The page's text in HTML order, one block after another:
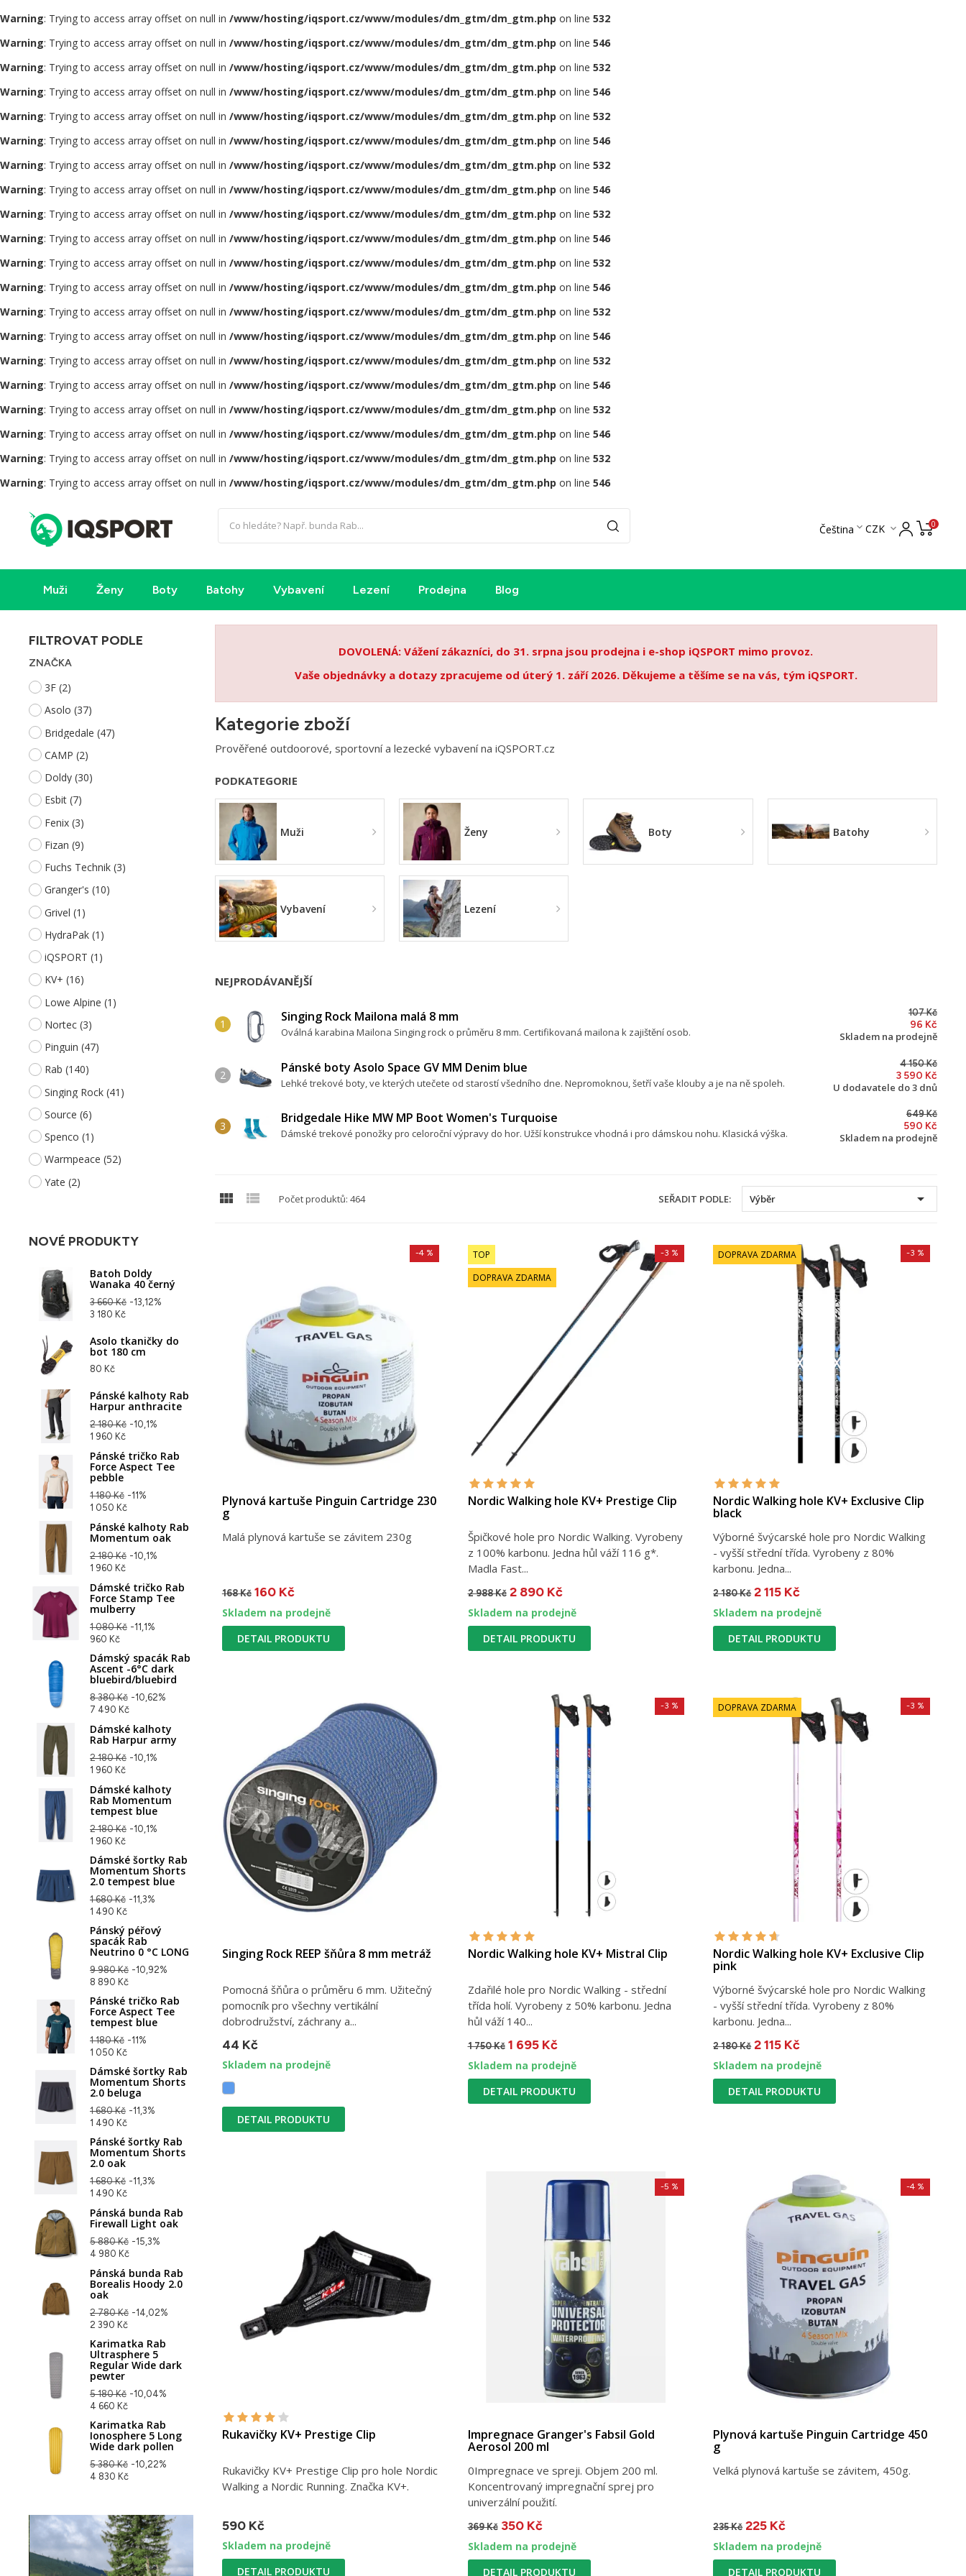
Warning: Trying to access array offset on null in /www/hosting/iqsport.cz/www/modules/dm_gtm/dm_gtm.php on line 532
Warning: Trying to access array offset on null in /www/hosting/iqsport.cz/www/modules/dm_gtm/dm_gtm.php on line 546
Warning: Trying to access array offset on null in /www/hosting/iqsport.cz/www/modules/dm_gtm/dm_gtm.php on line 532
Warning: Trying to access array offset on null in /www/hosting/iqsport.cz/www/modules/dm_gtm/dm_gtm.php on line 546
Warning: Trying to access array offset on null in /www/hosting/iqsport.cz/www/modules/dm_gtm/dm_gtm.php on line 532
Warning: Trying to access array offset on null in /www/hosting/iqsport.cz/www/modules/dm_gtm/dm_gtm.php on line 546
Warning: Trying to access array offset on null in /www/hosting/iqsport.cz/www/modules/dm_gtm/dm_gtm.php on line 532
Warning: Trying to access array offset on null in /www/hosting/iqsport.cz/www/modules/dm_gtm/dm_gtm.php on line 546
Warning: Trying to access array offset on null in /www/hosting/iqsport.cz/www/modules/dm_gtm/dm_gtm.php on line 532
Warning: Trying to access array offset on null in /www/hosting/iqsport.cz/www/modules/dm_gtm/dm_gtm.php on line 546
Warning: Trying to access array offset on null in /www/hosting/iqsport.cz/www/modules/dm_gtm/dm_gtm.php on line 532
Warning: Trying to access array offset on null in /www/hosting/iqsport.cz/www/modules/dm_gtm/dm_gtm.php on line 546
Warning: Trying to access array offset on null in /www/hosting/iqsport.cz/www/modules/dm_gtm/dm_gtm.php on line 532
Warning: Trying to access array offset on null in /www/hosting/iqsport.cz/www/modules/dm_gtm/dm_gtm.php on line 546
Warning: Trying to access array offset on null in /www/hosting/iqsport.cz/www/modules/dm_gtm/dm_gtm.php on line 532
Warning: Trying to access array offset on null in /www/hosting/iqsport.cz/www/modules/dm_gtm/dm_gtm.php on line 546
Warning: Trying to access array offset on null in /www/hosting/iqsport.cz/www/modules/dm_gtm/dm_gtm.php on line 532
Warning: Trying to access array offset on null in /www/hosting/iqsport.cz/www/modules/dm_gtm/dm_gtm.php on line 546
Warning: Trying to access array offset on null in /www/hosting/iqsport.cz/www/modules/dm_gtm/dm_gtm.php on line 532
Warning: Trying to access array offset on null in /www/hosting/iqsport.cz/www/modules/dm_gtm/dm_gtm.php on line 546
Čeština  CZK  0
Muži Ženy Boty Batohy Vybavení Lezení Prodejna Blog
FILTROVAT PODLE
ZNAČKA
3F (2)
Asolo (37)
Bridgedale (47)
CAMP (2)
Doldy (30)
Esbit (7)
Fenix (3)
Fizan (9)
Fuchs Technik (3)
Granger's (10)
Grivel (1)
HydraPak (1)
iQSPORT (1)
KV+ (16)
Lowe Alpine (1)
Nortec (3)
Pinguin (47)
Rab (140)
Singing Rock (41)
Source (6)
Spenco (1)
Warmpeace (52)
Yate (2)
NOVÉ PRODUKTY
Batoh Doldy
Wanaka 40 černý
3 660 Kč -13,12%
3 180 Kč
Asolo tkaničky do
bot 180 cm
80 Kč
Pánské kalhoty Rab
Harpur anthracite
2 180 Kč -10,1%
1 960 Kč
Pánské tričko Rab
Force Aspect Tee
pebble
1 180 Kč -11%
1 050 Kč
Pánské kalhoty Rab
Momentum oak
2 180 Kč -10,1%
1 960 Kč
Dámské tričko Rab
Force Stamp Tee
mulberry
1 080 Kč -11,1%
960 Kč
Dámský spacák Rab
Ascent -6°C dark
bluebird/bluebird
8 380 Kč -10,62%
7 490 Kč
Dámské kalhoty
Rab Harpur army
2 180 Kč -10,1%
1 960 Kč
Dámské kalhoty
Rab Momentum
tempest blue
2 180 Kč -10,1%
1 960 Kč
Dámské šortky Rab
Momentum Shorts
2.0 tempest blue
1 680 Kč -11,3%
1 490 Kč
Pánský péřový
spacák Rab
Neutrino 0 °C LONG
9 980 Kč -10,92%
8 890 Kč
Pánské tričko Rab
Force Aspect Tee
tempest blue
1 180 Kč -11%
1 050 Kč
Dámské šortky Rab
Momentum Shorts
2.0 beluga
1 680 Kč -11,3%
1 490 Kč
Pánské šortky Rab
Momentum Shorts
2.0 oak
1 680 Kč -11,3%
1 490 Kč
Pánská bunda Rab
Firewall Light oak
5 880 Kč -15,3%
4 980 Kč
Pánská bunda Rab
Borealis Hoody 2.0
oak
2 780 Kč -14,02%
2 390 Kč
Karimatka Rab
Ultrasphere 5
Regular Wide dark
pewter
5 180 Kč -10,04%
4 660 Kč
Karimatka Rab
Ionosphere 5 Long
Wide dark pollen
5 380 Kč -10,22%
4 830 Kč
DOVOLENÁ: Vážení zákazníci, do 31. srpna jsou prodejna i e-shop iQSPORT mimo provoz.
Vaše objednávky a dotazy zpracujeme od úterý 1. září 2026. Děkujeme a těšíme se na vás, tým iQSPORT.
Kategorie zboží
Prověřené outdoorové, sportovní a lezecké vybavení na iQSPORT.cz
PODKATEGORIE
Muži Ženy Boty Batohy
Vybavení Lezení
NEJPRODÁVANĚJŠÍ
Singing Rock Mailona malá 8 mm
Oválná karabina Mailona Singing rock o průměru 8 mm. Certifikovaná mailona k zajištění osob.
107 Kč
96 Kč
Skladem na prodejně
Pánské boty Asolo Space GV MM Denim blue
Lehké trekové boty, ve kterých utečete od starostí všedního dne. Nepromoknou, šetří vaše klouby a je na ně spoleh.
4 150 Kč
3 590 Kč
U dodavatele do 3 dnů
Bridgedale Hike MW MP Boot Women's Turquoise
Dámské trekové ponožky pro celoroční výpravy do hor. Užší konstrukce vhodná i pro dámskou nohu. Klasická výška.
649 Kč
590 Kč
Skladem na prodejně
  Počet produktů: 464 SEŘADIT PODLE: Výběr 
Plynová kartuše Pinguin Cartridge 230
g
Malá plynová kartuše se závitem 230g
168 Kč
-4 %
160 Kč
Skladem na prodejně
DETAIL PRODUKTU
TOP
DOPRAVA ZDARMA
Nordic Walking hole KV+ Prestige Clip
Špičkové hole pro Nordic Walking. Vyrobeny
z 100% karbonu. Jedna hůl váží 116 g*.
Madla Fast...
2 988 Kč
-3 %
2 890 Kč
Skladem na prodejně
DETAIL PRODUKTU
DOPRAVA ZDARMA
Nordic Walking hole KV+ Exclusive Clip
black
Výborné švýcarské hole pro Nordic Walking
- vyšší střední třída. Vyrobeny z 80%
karbonu. Jedna...
2 180 Kč
-3 %
2 115 Kč
Skladem na prodejně
DETAIL PRODUKTU
Singing Rock REEP šňůra 8 mm metráž
Pomocná šňůra o průměru 6 mm. Užitečný
pomocník pro všechny vertikální
dobrodružství, záchrany a...
44 Kč
Skladem na prodejně
DETAIL PRODUKTU
Nordic Walking hole KV+ Mistral Clip
Zdařilé hole pro Nordic Walking - střední
třída holí. Vyrobeny z 50% karbonu. Jedna
hůl váží 140...
1 750 Kč
-3 %
1 695 Kč
Skladem na prodejně
DETAIL PRODUKTU
DOPRAVA ZDARMA
Nordic Walking hole KV+ Exclusive Clip
pink
Výborné švýcarské hole pro Nordic Walking
- vyšší střední třída. Vyrobeny z 80%
karbonu. Jedna...
2 180 Kč
-3 %
2 115 Kč
Skladem na prodejně
DETAIL PRODUKTU
Rukavičky KV+ Prestige Clip
Rukavičky KV+ Prestige Clip pro hole Nordic
Walking a Nordic Running. Značka KV+.
590 Kč
Skladem na prodejně
DETAIL PRODUKTU
Impregnace Granger's Fabsil Gold
Aerosol 200 ml
0Impregnace ve spreji. Objem 200 ml.
Koncentrovaný impregnační sprej pro
univerzální použití.
369 Kč
-5 %
350 Kč
Skladem na prodejně
DETAIL PRODUKTU
Plynová kartuše Pinguin Cartridge 450
g
Velká plynová kartuše se závitem, 450g.
235 Kč
-4 %
225 Kč
Skladem na prodejně
DETAIL PRODUKTU